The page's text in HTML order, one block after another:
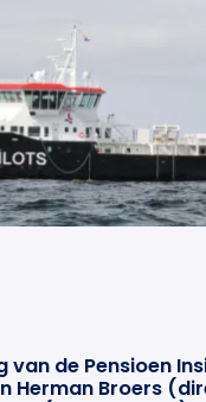
van de Pensioen
Herman Broers